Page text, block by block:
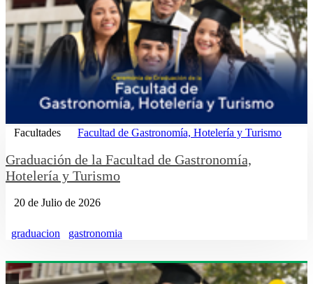
Facultades Facultad de Gastronomía, Hotelería y Turismo
Graduación de la Facultad de Gastronomía,
Hotelería y Turismo
20 de Julio de 2026
graduacion gastronomia